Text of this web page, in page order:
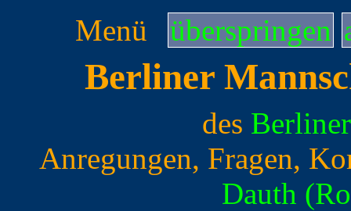
Menü überspringen
Berliner
des
Anregungen, Fragen,
Dauth